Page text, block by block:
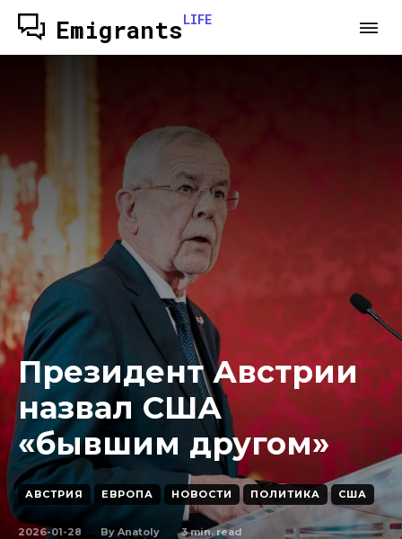
EmigrantsLIFE
Президент Австрии
назвал США
«бывшим другом»
АВСТРИЯ ЕВРОПА НОВОСТИ ПОЛИТИКА США
2026-01-28 By Anatoly 3min. read